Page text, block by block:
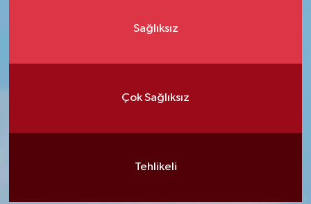
Sağlıksız
Çok Sağlıksız
Tehlikeli